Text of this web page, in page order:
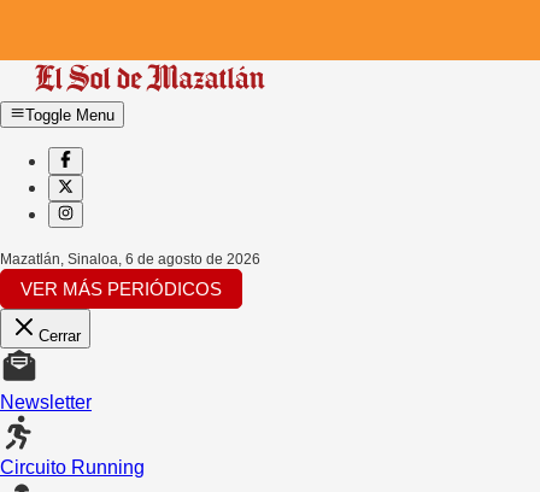
Toggle Menu
Mazatlán, Sinaloa, 6 de agosto de 2026
VER MÁS PERIÓDICOS
Cerrar
Newsletter
Circuito Running